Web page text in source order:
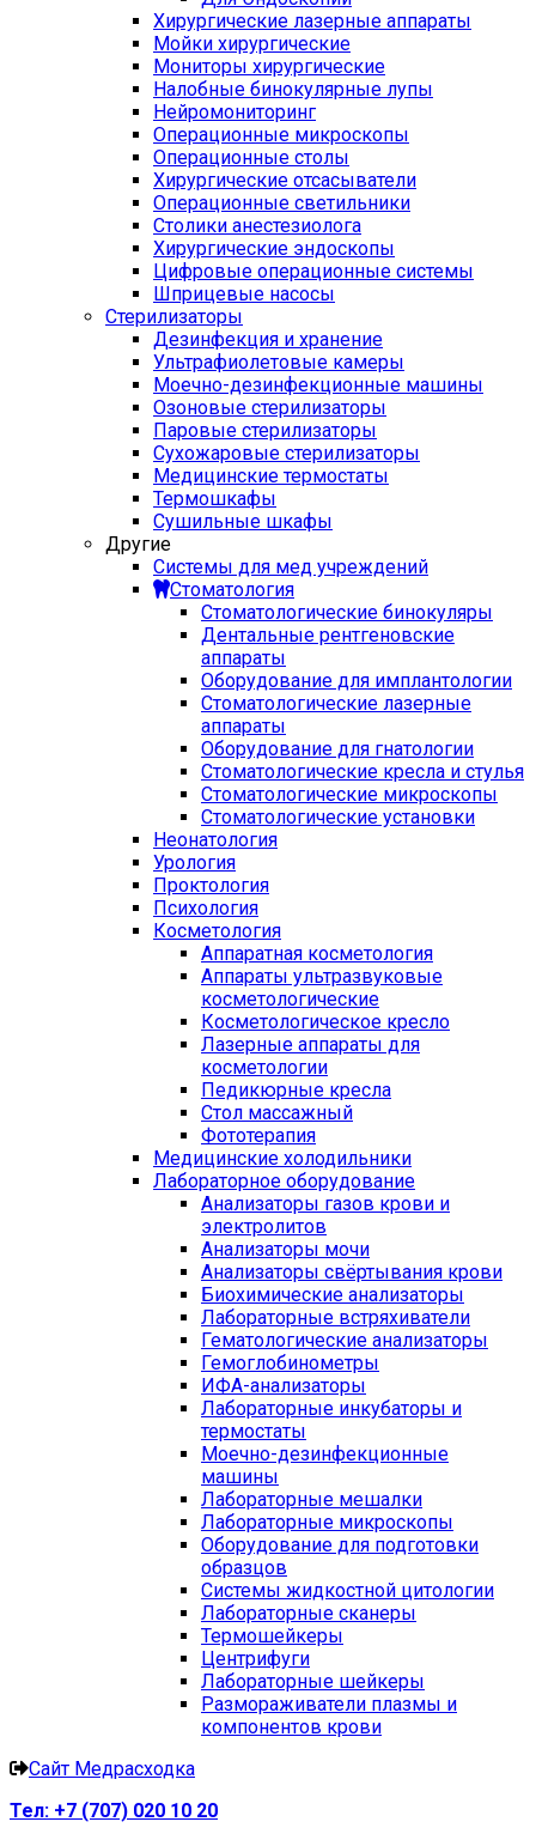
Хирургические лазерные аппараты
Мойки хирургические
Мониторы хирургические
Налобные бинокулярные лупы
Нейромониторинг
Операционные микроскопы
Операционные столы
Хирургические отсасыватели
Операционные светильники
Столики анестезиолога
Хирургические эндоскопы
Цифровые операционные системы
Шприцевые насосы
Стерилизаторы
Дезинфекция и хранение
Ультрафиолетовые камеры
Моечно-дезинфекционные машины
Озоновые стерилизаторы
Паровые стерилизаторы
Сухожаровые стерилизаторы
Медицинские термостаты
Термошкафы
Сушильные шкафы
Другие
Системы для мед учреждений
Стоматология
Стоматологические бинокуляры
Дентальные рентгеновские
аппараты
Оборудование для имплантологии
Стоматологические лазерные
аппараты
Оборудование для гнатологии
Стоматологические кресла и стулья
Стоматологические микроскопы
Стоматологические установки
Неонатология
Урология
Проктология
Психология
Косметология
Аппаратная косметология
Аппараты ультразвуковые
косметологические
Косметологическое кресло
Лазерные аппараты для
косметологии
Педикюрные кресла
Стол массажный
Фототерапия
Медицинские холодильники
Лабораторное оборудование
Анализаторы газов крови и
электролитов
Анализаторы мочи
Анализаторы свёртывания крови
Биохимические анализаторы
Лабораторные встряхиватели
Гематологические анализаторы
Гемоглобинометры
ИФА-анализаторы
Лабораторные инкубаторы и
термостаты
Моечно-дезинфекционные
машины
Лабораторные мешалки
Лабораторные микроскопы
Оборудование для подготовки
образцов
Системы жидкостной цитологии
Лабораторные сканеры
Термошейкеры
Центрифуги
Лабораторные шейкеры
Размораживатели плазмы и
компонентов крови
Сайт Медрасходка
Тел: +7 (707) 020 10 20